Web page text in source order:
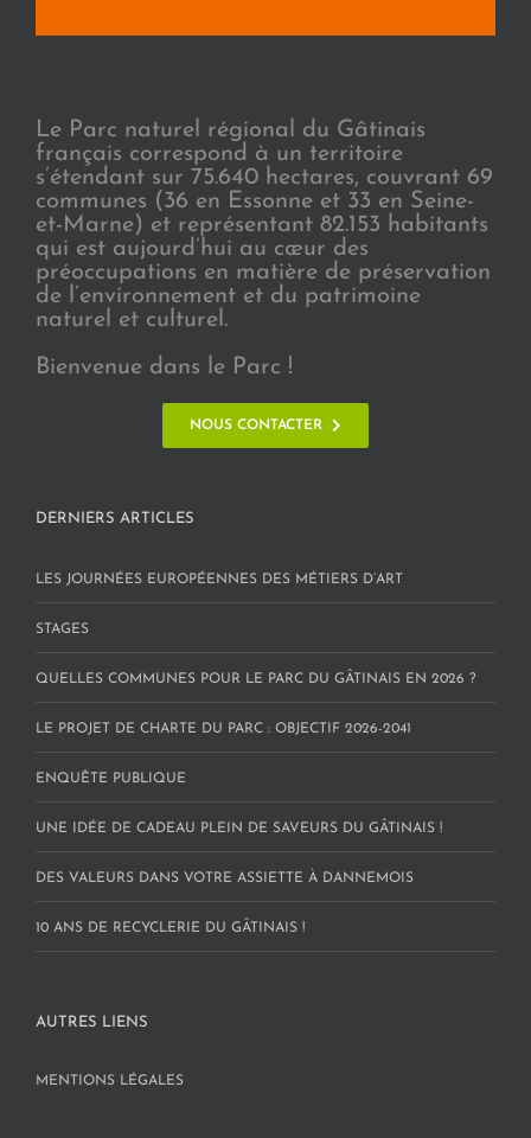
Le Parc naturel régional du Gâtinais
français correspond à un territoire
s’étendant sur 75.640 hectares, couvrant 69
communes (36 en Essonne et 33 en Seine-
et-Marne) et représentant 82.153 habitants
qui est aujourd’hui au cœur des
préoccupations en matière de préservation
de l’environnement et du patrimoine
naturel et culturel.
Bienvenue dans le Parc !
NOUS CONTACTER
DERNIERS ARTICLES
LES JOURNÉES EUROPÉENNES DES MÉTIERS D’ART
STAGES
QUELLES COMMUNES POUR LE PARC DU GÂTINAIS EN 2026 ?
LE PROJET DE CHARTE DU PARC : OBJECTIF 2026-2041
ENQUÊTE PUBLIQUE
UNE IDÉE DE CADEAU PLEIN DE SAVEURS DU GÂTINAIS !
DES VALEURS DANS VOTRE ASSIETTE À DANNEMOIS
10 ANS DE RECYCLERIE DU GÂTINAIS !
AUTRES LIENS
MENTIONS LÉGALES